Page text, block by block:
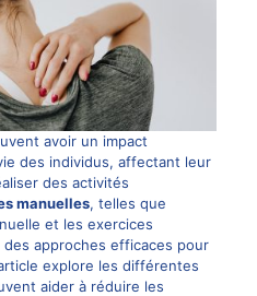
avoir un impact
des individus, affectant leur
des activités
manuelles, telles que
et les exercices
approches efficaces pour
explore les différentes
aider à réduire les